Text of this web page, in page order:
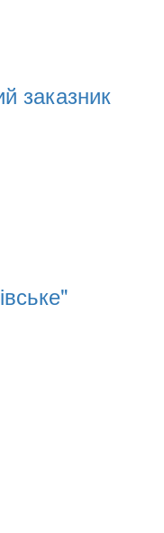
заказник